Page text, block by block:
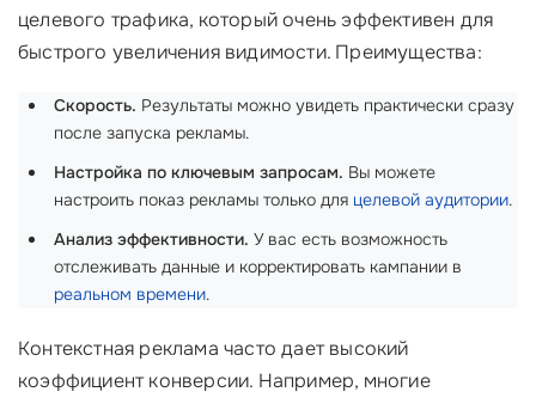
целевого трафика, который очень эффективен для
быстрого увеличения видимости. Преимущества:
Скорость. Результаты можно увидеть практически сразу
после запуска рекламы.
Настройка по ключевым запросам. Вы можете
настроить показ рекламы только для целевой аудитории.
Анализ эффективности. У вас есть возможность
отслеживать данные и корректировать кампании в
реальном времени.
Контекстная реклама часто дает высокий
коэффициент конверсии. Например, многие